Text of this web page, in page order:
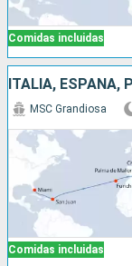
Comidas incluidas
Comidas incluidas
MSC Grandiosa